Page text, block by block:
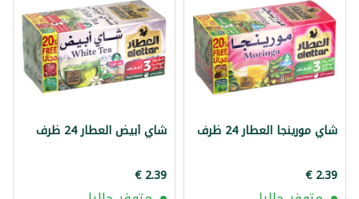
شاي مورينجا العطار 24 ظرف شاي أبيض العطار 24 ظرف